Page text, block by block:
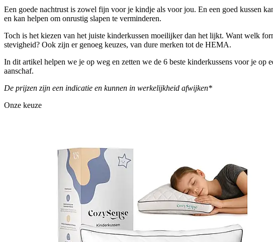
Een goede nachtrust is zowel fijn voor je kindje als voor jou. En een goed kussen
en kan helpen om onrustig slapen te verminderen.
Toch is het kiezen van het juiste kinderkussen moeilijker dan het lijkt. Want welk
stevigheid? Ook zijn er genoeg keuzes, van dure merken tot de HEMA.
In dit artikel helpen we je op weg en zetten we de 6 beste kinderkussens voor je
aanschaf.
De prijzen zijn een indicatie en kunnen in werkelijkheid afwijken*
Onze keuze